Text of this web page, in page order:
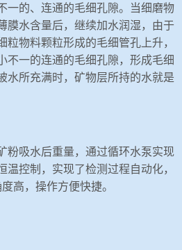
一的、连通的毛细孔隙。当细磨物
膜水含量后，继续加水润湿，由于
粒物料颗粒形成的毛细管孔上升，
不一的连通的毛细孔隙，形成毛细
水所充满时，矿物层所持的水就是
粉吸水后重量，通过循环水泵实现
温控制，实现了检测过程自动化，
高，操作方便快捷。